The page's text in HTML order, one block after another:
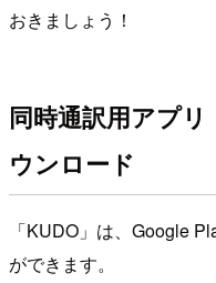
おきましょう！
同時通訳用アプ
ウンロード
「KUDO」は、Google
ができます。